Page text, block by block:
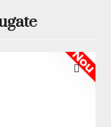
pentru depozitare
și uz casnic
Nou